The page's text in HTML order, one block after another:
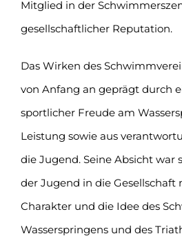
Mitglied in der
gesellschaftlicher Reputation.
Das Wirken des
von Anfang an geprägt durch
sportlicher Freude am
Leistung sowie aus
die Jugend. Seine Absicht war
der Jugend in die
Charakter und die Idee des
Wasserspringens und des